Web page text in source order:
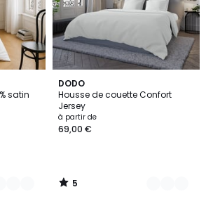
satin
DODO
Housse de couette Confort
Jersey
à partir de
69,00 €
5
/
5
4
Couleurs
5
/